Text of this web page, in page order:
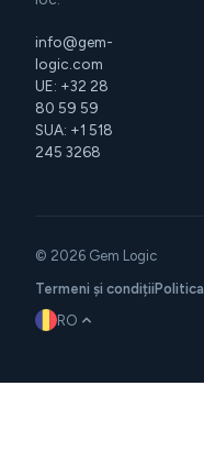
info@gem-
logic.com
UE: +32 28
80 59 59
SUA: +1 518
245 3268
© 2026 Gem Logic
Termeni și condiții
RO